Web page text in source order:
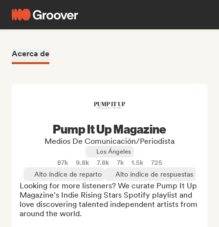
Acerca de
Pump It Up Magazine
Medios De Comunicación/Periodista
Los Ángeles
87k 9.8k 7.8k 7k 1.5k
725
Alto índice de reparto
Alto índice de respuestas
Looking for more listeners? We curate Pump It Up
Magazine's Indie Rising Stars Spotify playlist and
love discovering talented independent artists from
around the world.